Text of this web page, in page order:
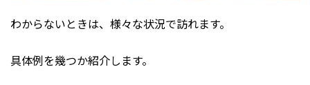
わからないときは、様々な状況で訪れます。
具体例を幾つか紹介します。